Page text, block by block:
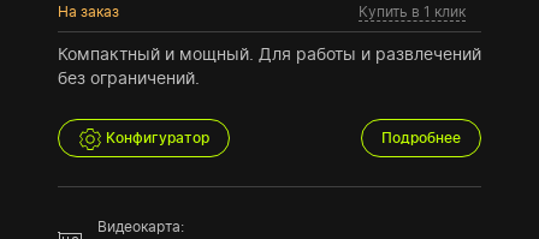
На заказ Купить в 1 клик
Компактный и мощный. Для работы и развлечений
без ограничений.
Конфигуратор Подробнее
Видеокарта: